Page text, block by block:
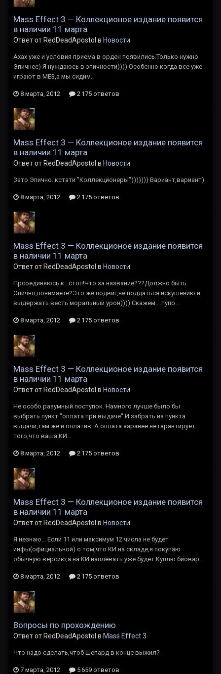
Mass Effect 3 — Коллекционое издание появится
в наличии 11 марта
Ответ от RedDeadApostol в Новости
Ахах уже и условия приема в орден появились.Только нужно
Эпичнее) Я нуждаюсь в эпичности)))) Особенно когда все уже
играют в МЕ3,а мы сидим.
8 марта, 2012 2 175 ответов
Mass Effect 3 — Коллекционое издание появится
в наличии 11 марта
Ответ от RedDeadApostol в Новости
Зато Эпично. кстати "Коллекционеры"))))))) Вариант,вариант)
8 марта, 2012 2 175 ответов
Mass Effect 3 — Коллекционое издание появится
в наличии 11 марта
Ответ от RedDeadApostol в Новости
Прсоединяюсь к...стоп!Что за название???Должно быть
Эпично,понимаете?Это же подвиг,не поддаться искушению и
выдержать весть моральный урон)))) Скажем....тупо...
8 марта, 2012 2 175 ответов
Mass Effect 3 — Коллекционое издание появится
в наличии 11 марта
Ответ от RedDeadApostol в Новости
Не особо разумный поступок. Намного лучше было бы
выбрать пункт "оплата при выдаче".И забрать из пункта
выдачи,там же и оплатив. А оплата заранее не гарантирует
того,что ваша КИ...
8 марта, 2012 2 175 ответов
Mass Effect 3 — Коллекционое издание появится
в наличии 11 марта
Ответ от RedDeadApostol в Новости
Я незнаю... Если 11 или максимум 12 числа не будет
инфы(официальной) о том,что КИ на складе,я покупаю
обычную версию,а на КИ наплевать уже будет.Куплю биовар...
8 марта, 2012 2 175 ответов
Вопросы по прохождению
Ответ от RedDeadApostol в Mass Effect 3
Что надо сделать,чтоб Шепард в конце выжил?
7 марта, 2012 5 659 ответов